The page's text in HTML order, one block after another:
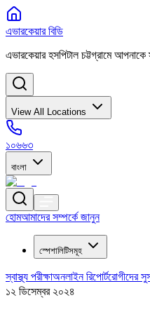
এভারকেয়ার বিডি
এভারকেয়ার হসপিটাল চট্টগ্রামে
View All Locations
১০৬৬৩
বাংলা
হোমআমাদের সম্পর্কে জানুন
স্পেশালিটিসমূহ
স্বাস্থ্য পরীক্ষাঅনলাইন রিপোর্টরোগীদের
১২ ডিসেম্বর ২০২৪